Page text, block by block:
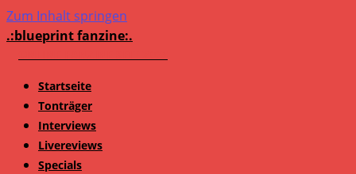
Zum Inhalt springen
.:blueprint fanzine:.
Startseite
Tonträger
Interviews
Livereviews
Specials